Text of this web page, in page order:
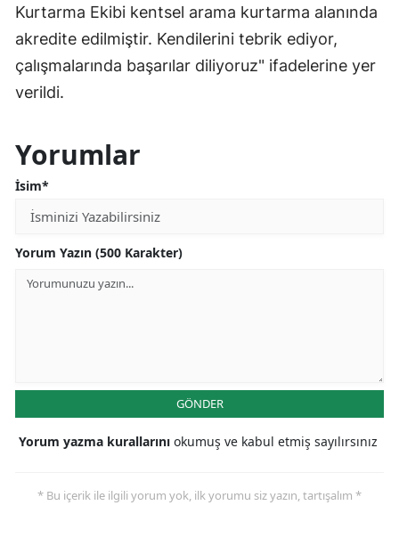
Kurtarma Ekibi kentsel arama kurtarma alanında
akredite edilmiştir. Kendilerini tebrik ediyor,
çalışmalarında başarılar diliyoruz" ifadelerine yer
verildi.
Yorumlar
İsim*
Yorum Yazın (500 Karakter)
GÖNDER
Yorum yazma kurallarını okumuş ve kabul etmiş sayılırsınız
* Bu içerik ile ilgili yorum yok, ilk yorumu siz yazın, tartışalım *